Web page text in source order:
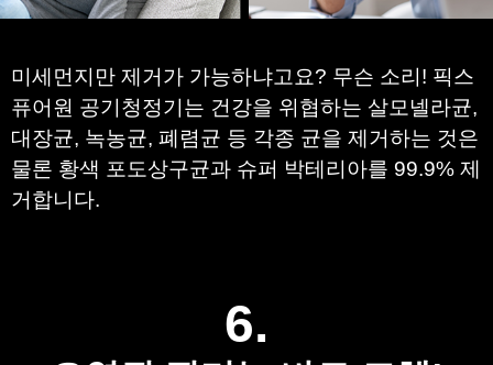
미세먼지만 제거가 가능하냐고요? 무슨 소리! 픽스
퓨어원 공기청정기는 건강을 위협하는 살모넬라균,
대장균, 녹농균, 폐렴균 등 각종 균을 제거하는 것은
물론 황색 포도상구균과 슈퍼 박테리아를 99.9% 제
거합니다.
6.